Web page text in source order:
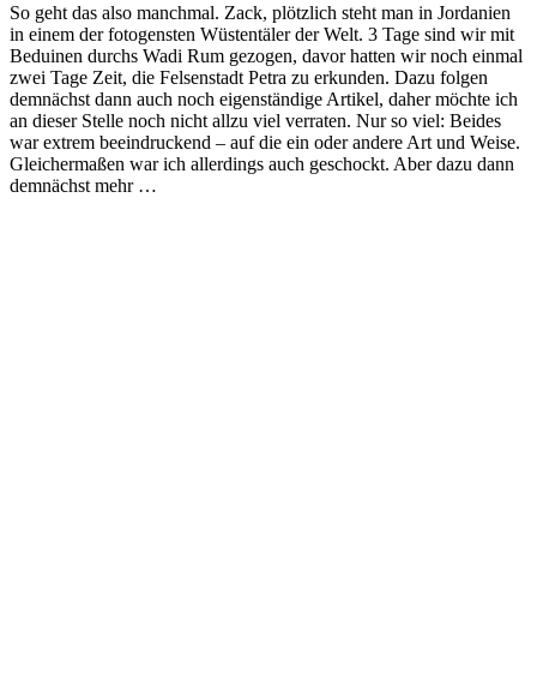
So geht das also manchmal. Zack, plötzlich steht man in Jordanien
in einem der fotogensten Wüstentäler der Welt. 3 Tage sind wir mit
Beduinen durchs Wadi Rum gezogen, davor hatten wir noch einmal
zwei Tage Zeit, die Felsenstadt Petra zu erkunden. Dazu folgen
demnächst dann auch noch eigenständige Artikel, daher möchte ich
an dieser Stelle noch nicht allzu viel verraten. Nur so viel: Beides
war extrem beeindruckend – auf die ein oder andere Art und Weise.
Gleichermaßen war ich allerdings auch geschockt. Aber dazu dann
demnächst mehr …